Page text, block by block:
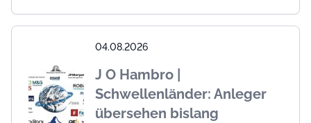
04.08.2026
J O Hambro |
Schwellenländer: Anleger
übersehen bislang